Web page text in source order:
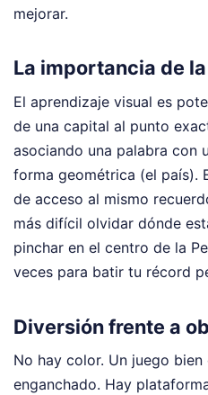
mejorar.
La importancia de
El aprendizaje visual es
de una capital al punto
asociando una palabra con
forma geométrica (el país).
de acceso al mismo
más difícil olvidar dónde
pinchar en el centro de la
veces para batir tu récord
Diversión frente a
No hay color. Un juego
enganchado. Hay